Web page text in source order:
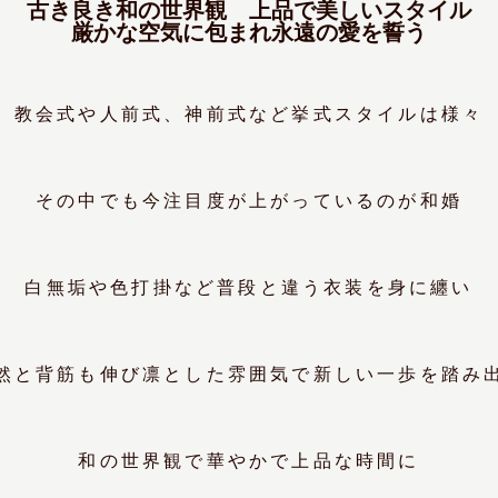
古き良き和の世界観 上品で美しいスタイル
厳かな空気に包まれ永遠の愛を誓う
教会式や人前式、神前式など挙式スタイルは様々
その中でも今注目度が上がっているのが和婚
白無垢や色打掛など普段と違う衣装を身に纏い
と背筋も伸び凛とした雰囲気で新しい一歩を踏み
和の世界観で華やかで上品な時間に